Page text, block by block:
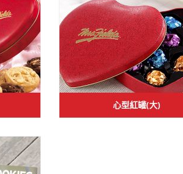
心型紅罐(大)